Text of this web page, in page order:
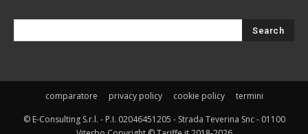
comparatore privacy policy cookie policy
termini
© E-Consulting S.r.l. - P.I. 02046451205 - Strada Teverina Snc - 01100